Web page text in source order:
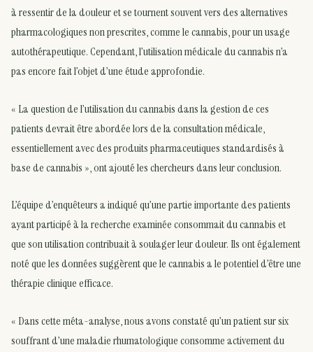
à ressentir de la douleur et se tournent souvent vers des alternatives
pharmacologiques non prescrites, comme le cannabis, pour un usage
autothérapeutique. Cependant, l’utilisation médicale du cannabis n’a
pas encore fait l’objet d’une étude approfondie.
« La question de l’utilisation du cannabis dans la gestion de ces
patients devrait être abordée lors de la consultation médicale,
essentiellement avec des produits pharmaceutiques standardisés à
base de cannabis », ont ajouté les chercheurs dans leur conclusion.
L’équipe d’enquêteurs a indiqué qu’une partie importante des patients
ayant participé à la recherche examinée consommait du cannabis et
que son utilisation contribuait à soulager leur douleur. Ils ont également
noté que les données suggèrent que le cannabis a le potentiel d’être une
thérapie clinique efficace.
« Dans cette méta-analyse, nous avons constaté qu’un patient sur six
souffrant d’une maladie rhumatologique consomme activement du